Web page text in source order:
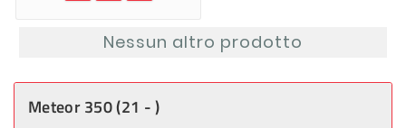
Nessun altro prodotto
Meteor 350 (21 - )